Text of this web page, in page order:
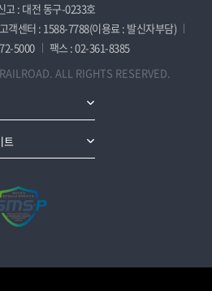
고 : 대전 동구-0233호
고객센터 : 1588-7788(이용료 : 발신자부담)
5000
팩스 : 02-361-8385
ALL RIGHTS RESERVED.
트